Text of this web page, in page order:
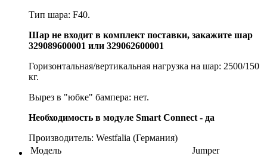
Тип шара: F40.
Шар не входит в комплект поставки, закажите шар
329089600001 или 329062600001
Горизонтальная/вертикальная нагрузка на шар: 2500/150
кг.
Вырез в "юбке" бампера: нет.
Необходимость в модуле Smart Connect - да
Производитель: Westfalia (Германия)
Модель
Jumper